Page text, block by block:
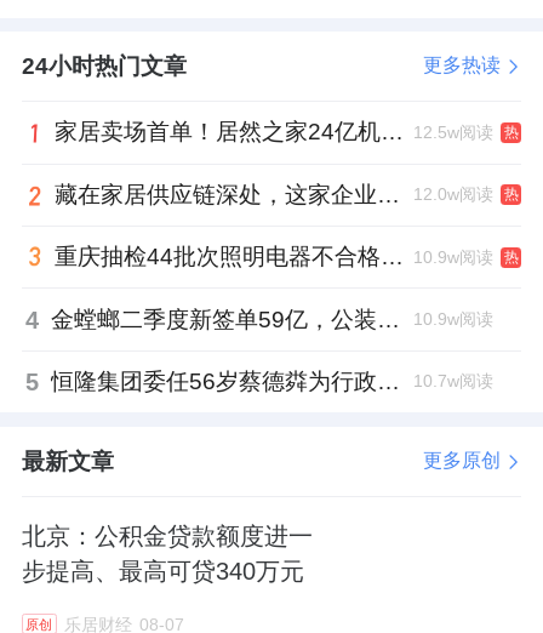
24小时热门文章 更多热读
家居卖场首单！居然之家24亿机构间REITs获深交所无异议函 12.5w阅读 热
藏在家居供应链深处，这家企业正在悄悄转型 12.0w阅读 热
重庆抽检44批次照明电器不合格，木林森全资子公司被点名 10.9w阅读 热
4 金螳螂二季度新签单59亿，公装业务贡献逾八成 10.9w阅读
5 恒隆集团委任56岁蔡德粦为行政总裁、年薪2052万港元，曾任星巴克中国CEO 10.7w阅读
最新文章 更多原创
北京：公积金贷款额度进一
步提高、最高可贷340万元
原创 乐居财经 08-07